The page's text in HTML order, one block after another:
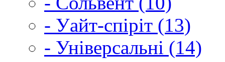
- Уайт-спіріт (13)
- Універсальні (14)